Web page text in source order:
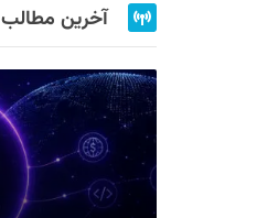
آخرین مطالب